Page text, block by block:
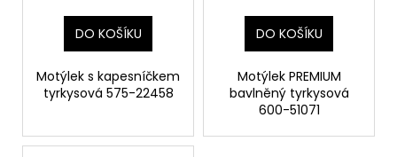
DO KOŠÍKU
Motýlek s kapesníčkem
tyrkysová 575-22458
DO KOŠÍKU
Motýlek PREMIUM
bavlněný tyrkysová
600-51071